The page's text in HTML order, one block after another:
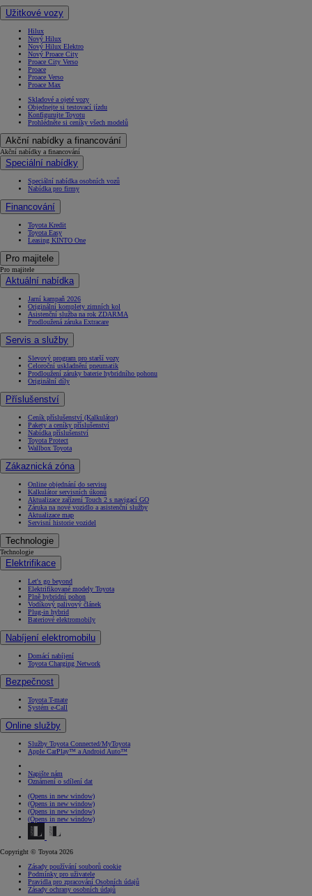
Užitkové vozy
Hilux
Nový Hilux
Nový Hilux Elektro
Nový Proace City
Proace City Verso
Proace
Proace Verso
Proace Max
Skladové a ojeté vozy
Objednejte si testovací jízdu
Konfigurujte Toyotu
Prohlédněte si ceníky všech modelů
Akční nabídky a financování
Akční nabídky a financování
Speciální nabídky
Speciální nabídka osobních vozů
Nabídka pro firmy
Financování
Toyota Kredit
Toyota Easy
Leasing KINTO One
Pro majitele
Pro majitele
Aktuální nabídka
Jarní kampaň 2026
Originální komplety zimních kol
Asistenční služba na rok ZDARMA
Prodloužená záruka Extracare
Servis a služby
Slevový program pro starší vozy
Celoroční uskladnění pneumatik
Prodloužení záruky baterie hybridního pohonu
Originální díly
Příslušenství
Ceník příslušenství (Kalkulátor)
Pakety a ceníky příslušenství
Nabídka příslušenství
Toyota Protect
Wallbox Toyota
Zákaznická zóna
Online objednání do servisu
Kalkulátor servisních úkonů
Aktualizace zařízení Touch 2 s navigací GO
Záruka na nové vozidlo a asistenční služby
Aktualizace map
Servisní historie vozidel
Technologie
Technologie
Elektrifikace
Let's go beyond
Elektrifikované modely Toyota
Plně hybridní pohon
Vodíkový palivový článek
Plug-in hybrid
Bateriové elektromobily
Nabíjení elektromobilu
Domácí nabíjení
Toyota Charging Network
Bezpečnost
Toyota T-mate
Systém e-Call
Online služby
Služby Toyota Connected/MyToyota
Apple CarPlay™ a Android Auto™
Napište nám
Oznámení o sdílení dat
(Opens in new window)
(Opens in new window)
(Opens in new window)
(Opens in new window)
Copyright © Toyota 2026
Zásady používání souborů cookie
Podmínky pro uživatele
Pravidla pro zpracování Osobních údajů
Zásady ochrany osobních údajů